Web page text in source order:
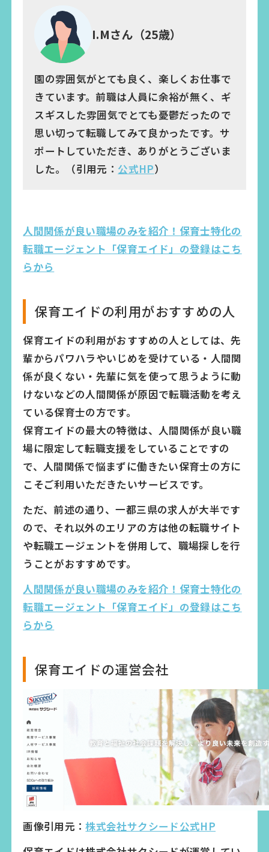
I.Mさん（25歳）
園の雰囲気がとても良く、楽しくお仕事で
きています。前職は人員に余裕が無く、ギ
スギスした雰囲気でとても憂鬱だったので
思い切って転職してみて良かったです。サ
ポートしていただき、ありがとうございま
した。（引用元： 公式HP）
人間関係が良い職場のみを紹介！保育士特化の
転職エージェント「保育エイド」の登録はこち
らから
保育エイドの利用がおすすめの人
保育エイドの利用がおすすめの人としては、先
輩からパワハラやいじめを受けている・人間関
係が良くない・先輩に気を使って思うように動
けないなどの人間関係が原因で転職活動を考え
ている保育士の方です。
保育エイドの最大の特徴は、人間関係が良い職
場に限定して転職支援をしていることですの
で、人間関係で悩まずに働きたい保育士の方に
こそご利用いただきたいサービスです。
ただ、前述の通り、一都三県の求人が大半です
ので、それ以外のエリアの方は他の転職サイト
や転職エージェントを併用して、職場探しを行
うことがおすすめです。
人間関係が良い職場のみを紹介！保育士特化の
転職エージェント「保育エイド」の登録はこち
らから
保育エイドの運営会社
画像引用元：株式会社サクシード公式HP